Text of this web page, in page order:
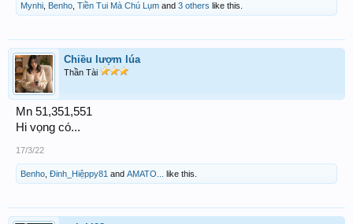
Mynhi Benho Tiền Tui Mà Chú Lụm and 3 others like this.
Chiều lượm lúa
Thần Tài
Mn 51,351,551
Hi vọng có...
17/3/22
Benho Đinh_Hiệppy81 and AMATO... like this.